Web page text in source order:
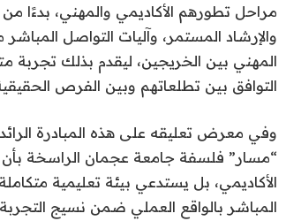
مراحل تطورهم الأكاديمي والمهني، بدءًا
والإرشاد المستمر، وآليات التواصل
المهني بين الخريجين، ليقدم بذلك تجربة
التوافق بين تطلعاتهم وبين الفرص
وفي معرض تعليقه على هذه المبادرة
“مسار” فلسفة جامعة عجمان الراسخة بأن
الأكاديمي، بل يستدعي بيئة تعليمية
المباشر بالواقع العملي ضمن نسيج